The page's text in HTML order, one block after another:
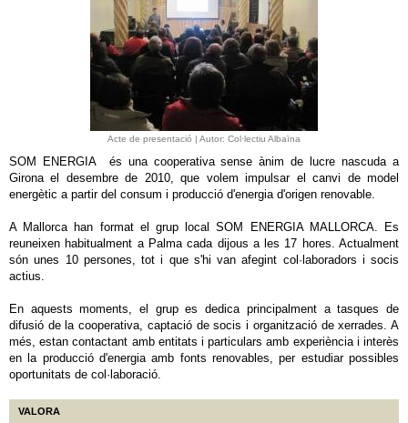
Acte de presentació | Autor: Col·lectiu Albaïna
SOM ENERGIA és una cooperativa sense ànim de lucre nascuda a
Girona el desembre de 2010, que volem impulsar el canvi de model
energètic a partir del consum i producció d'energia d'origen renovable.
A Mallorca han format el grup local SOM ENERGIA MALLORCA. Es
reuneixen habitualment a Palma cada dijous a les 17 hores. Actualment
són unes 10 persones, tot i que s'hi van afegint col·laboradors i socis
actius.
En aquests moments, el grup es dedica principalment a tasques de
difusió de la cooperativa, captació de socis i organització de xerrades. A
més, estan contactant amb entitats i particulars amb experiència i interès
en la producció d'energia amb fonts renovables, per estudiar possibles
oportunitats de col·laboració.
VALORA